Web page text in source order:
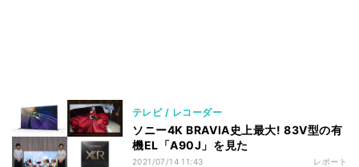
テレビ / レコーダー
ソニー4K BRAVIA史上最大! 83V型の有
機EL「A90J」を見た
2021/07/14 11:43 レポート